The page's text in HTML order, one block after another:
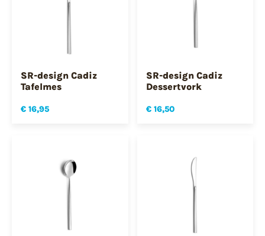
SR-design Cadiz
Tafelmes
€ 16,95
SR-design Cadiz
Dessertvork
€ 16,50